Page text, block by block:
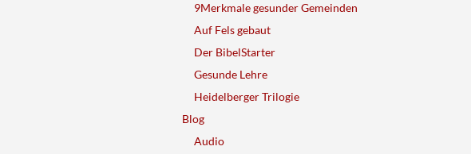
9Merkmale gesunder Gemeinden
Auf Fels gebaut
Der BibelStarter
Gesunde Lehre
Heidelberger Trilogie
Blog
Audio